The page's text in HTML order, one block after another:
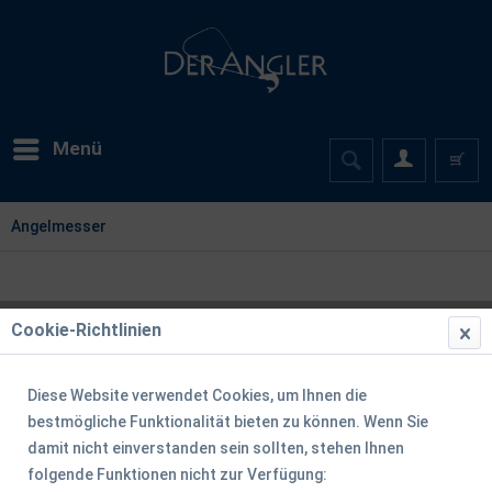
Menü
Angelmesser
Cookie-Richtlinien
Diese Website verwendet Cookies, um Ihnen die
bestmögliche Funktionalität bieten zu können. Wenn Sie
damit nicht einverstanden sein sollten, stehen Ihnen
folgende Funktionen nicht zur Verfügung: